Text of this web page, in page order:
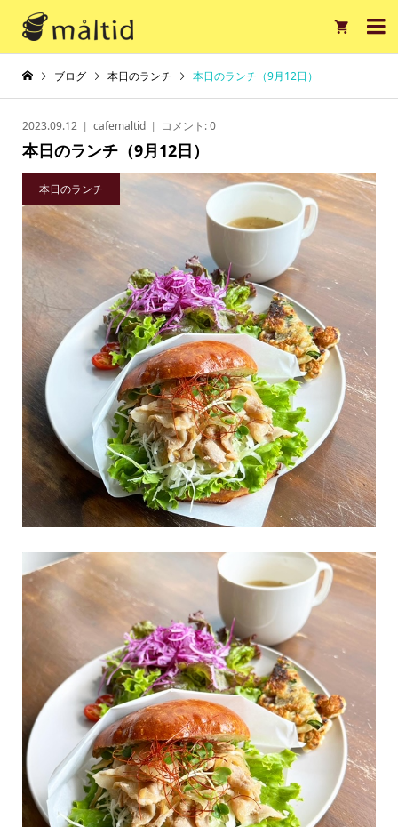

ブログ 本日のランチ 本日のランチ（9月12日）
2023.09.12 cafemaltid コメント:0
本日のランチ（9月12日）
本日のランチ